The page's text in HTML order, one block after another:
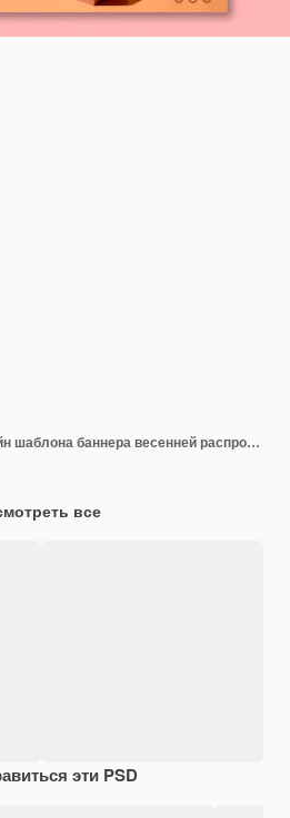
Реалистичный дизайн шаблона баннера весенней распродажи
все
эти PSD